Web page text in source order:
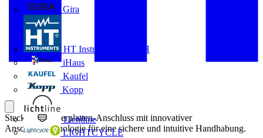
Gira
HT Instruments GmbH
iHaus
Kaufel
Kopp
Lichtline
LIGHTCYCLE
Steckbarer Leiterplatten-Anschluss mit innovativer
Anschlusstechnologie für eine sichere und intuitive Handhabung.